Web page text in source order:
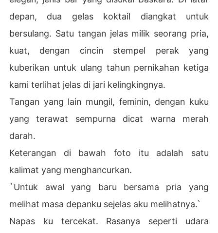
depan, dua gelas koktail diangkat untuk
bersulang. Satu tangan jelas milik seorang pria,
kuat, dengan cincin stempel perak yang
kuberikan untuk ulang tahun pernikahan ketiga
kami terlihat jelas di jari kelingkingnya.
Tangan yang lain mungil, feminin, dengan kuku
yang terawat sempurna dicat warna merah
darah.
Keterangan di bawah foto itu adalah satu
kalimat yang menghancurkan.
`Untuk awal yang baru bersama pria yang
melihat masa depanku sejelas aku melihatnya.`
Napas ku tercekat. Rasanya seperti udara